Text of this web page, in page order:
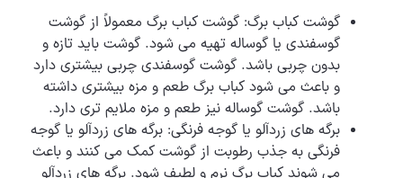
گوشت کباب برگ: گوشت کباب برگ معمولاً از گوشت
گوسفندی یا گوساله تهیه می شود. گوشت باید تازه و
بدون چربی باشد. گوشت گوسفندی چربی بیشتری دارد
و باعث می شود کباب برگ طعم و مزه بیشتری داشته
باشد. گوشت گوساله نیز طعم و مزه ملایم تری دارد.
برگه های زردآلو یا گوجه فرنگی: برگه های زردآلو یا گوجه
فرنگی به جذب رطوبت از گوشت کمک می کنند و باعث
می شوند کباب برگ نرم و لطیف شود. برگه های زردآلو